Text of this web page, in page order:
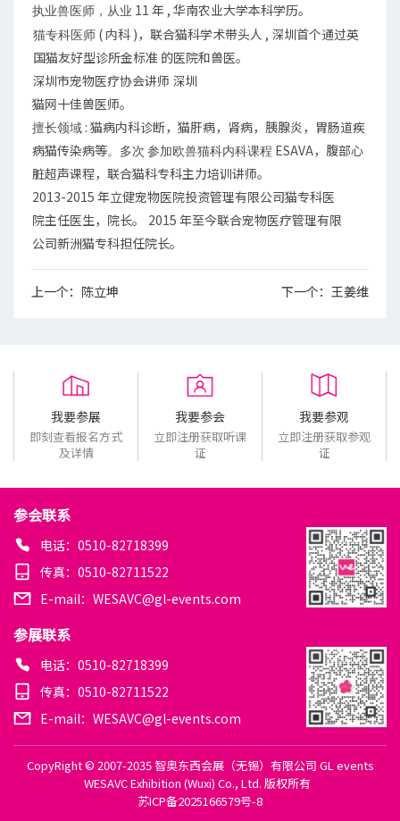
执业兽医师，从业 11 年 , 华南农业大学本科学历。
猫专科医师 ( 内科 )，联合猫科学术带头人 , 深圳首个通过英
国猫友好型诊所金标准 的医院和兽医。
深圳市宠物医疗协会讲师 深圳
猫网十佳兽医师。
擅长领域 : 猫病内科诊断，猫肝病，肾病，胰腺炎，胃肠道疾
病猫传染病等。多次 参加欧兽猫科内科课程 ESAVA，腹部心
脏超声课程，联合猫科专科主力培训讲师。
2013-2015 年立健宠物医院投资管理有限公司猫专科医
院主任医生，院长。
2015 年至今联合宠物医疗管理有限
公司新洲猫专科担任院长。
上一个： 陈立坤 下一个： 王姜维
我要参展
即刻查看报名方式
及详情
我要参会
立即注册获取听课
证
我要参观
立即注册获取参观
证
参会联系
电话：0510-82718399
传真：0510-82711522
E-mail：WESAVC@gl-events.com
参展联系
电话：0510-82718399
传真：0510-82711522
E-mail：WESAVC@gl-events.com
CopyRight © 2007-2035 智奥东西会展（无锡）有限公司 GL events
WESAVC Exhibition (Wuxi) Co., Ltd. 版权所有
苏ICP备2025166579号-8